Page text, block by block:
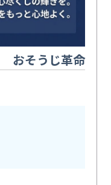
おそうじ革命